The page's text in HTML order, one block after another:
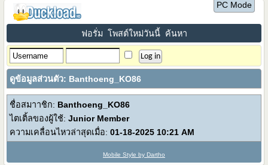
PC Mode
ฟอรั่ม โพสต์ใหม่วันนี้ ค้นหา
ดูข้อมูลส่วนตัว: Banthoeng_KO86
ชื่อสมาาชิก: Banthoeng_KO86
ไตเติ้ลของผู้ใช้:Junior Member
ความเคลื่อนไหวล่าสุดเมื่อ: 01-18-2025 10:21 AM
Mobile Style by Dartho